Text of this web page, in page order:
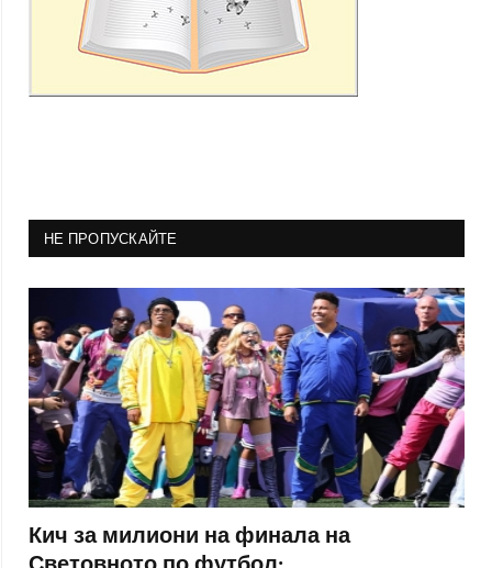
НЕ ПРОПУСКАЙТЕ
Кич за милиони на финала на